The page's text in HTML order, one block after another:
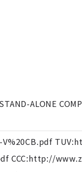
ALONE
CCC:http://